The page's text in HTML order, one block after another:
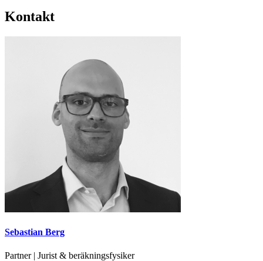
Kontakt
Sebastian Berg
Partner | Jurist & beräkningsfysiker